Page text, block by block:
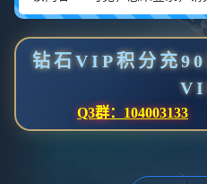
钻石VIP积分充
Q3群：104003133